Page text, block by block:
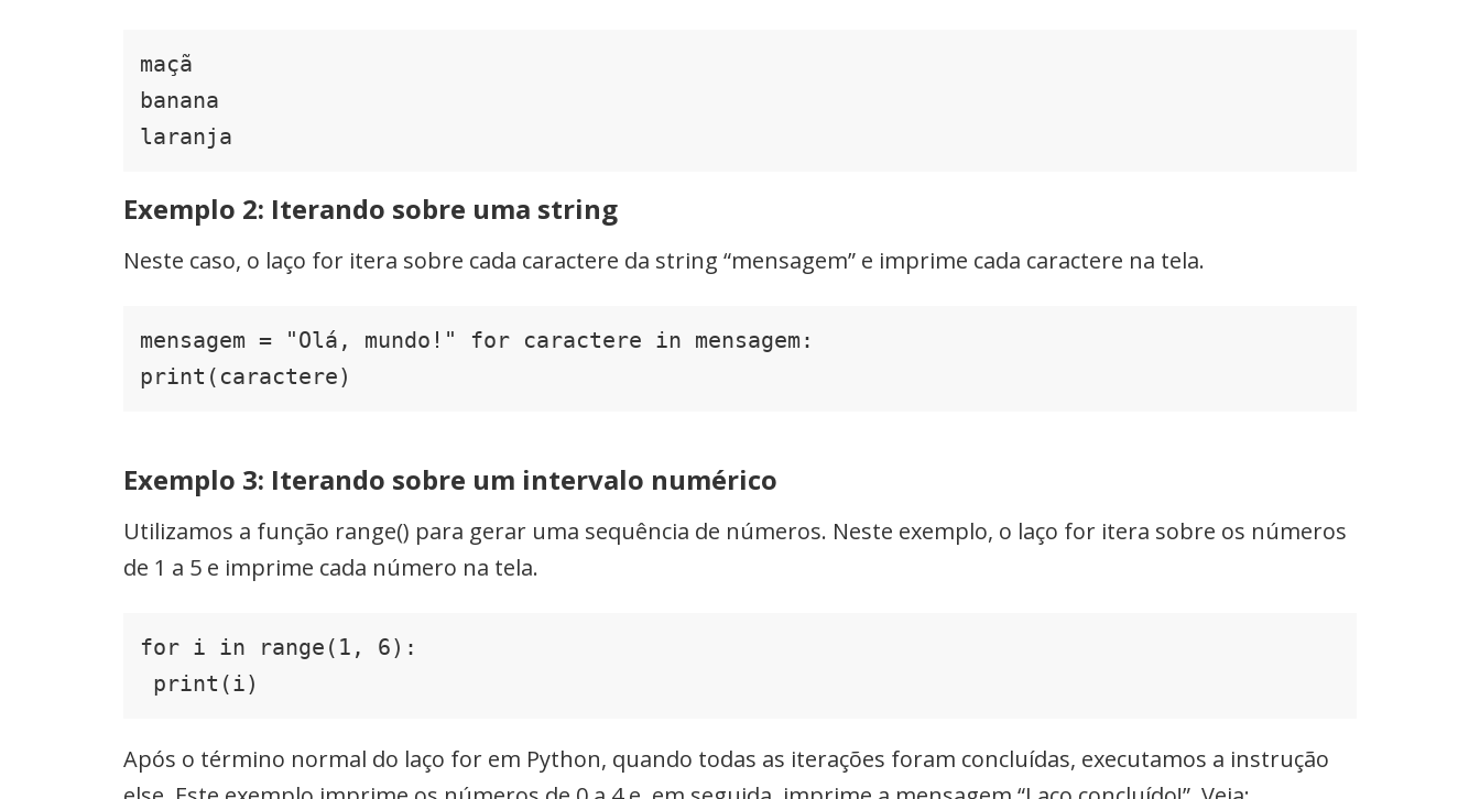
maçã
banana
laranja
Exemplo 2: Iterando sobre uma string
Neste caso, o laço for itera sobre cada caractere da string “mensagem” e imprime cada caractere na tela.
mensagem = "Olá, mundo!" for caractere in mensagem:
print(caractere)
Exemplo 3: Iterando sobre um intervalo numérico
Utilizamos a função range() para gerar uma sequência de números. Neste exemplo, o laço for itera sobre os números
de 1 a 5 e imprime cada número na tela.
for i in range(1, 6):
print(i)
Após o término normal do laço for em Python, quando todas as iterações foram concluídas, executamos a instrução